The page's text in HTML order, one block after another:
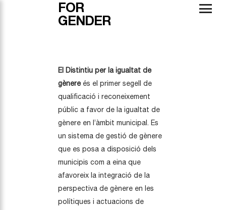
FOR
GENDER
El Distintiu per la igualtat de
gènereés el primer segell de
qualificació i reconeixement
públic a favor de la igualtat de
gènere en l’àmbit municipal. Es
un sistema de gestió de gènere
que es posa a disposició dels
municipis com a eina que
afavoreix la integració de la
perspectiva de gènere en les
polítiques i actuacions de